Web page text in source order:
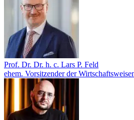
Prof. Dr. Dr. h. c. Lars P. Feld
ehem. Vorsitzender der